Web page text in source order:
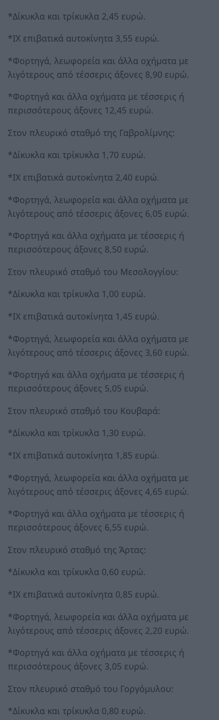
*Δίκυκλα και τρίκυκλα 2,45 ευρώ.
*ΙΧ επιβατικά αυτοκίνητα 3,55 ευρώ.
*Φορτηγά, λεωφορεία και άλλα οχήματα με
λιγότερους από τέσσερις άξονες 8,90 ευρώ.
*Φορτηγά και άλλα οχήματα με τέσσερις ή
περισσότερους άξονες 12,45 ευρώ.
Στον πλευρικό σταθμό της Γαβρολίμνης:
*Δίκυκλα και τρίκυκλα 1,70 ευρώ.
*ΙΧ επιβατικά αυτοκίνητα 2,40 ευρώ.
*Φορτηγά, λεωφορεία και άλλα οχήματα με
λιγότερους από τέσσερις άξονες 6,05 ευρώ.
*Φορτηγά και άλλα οχήματα με τέσσερις ή
περισσότερους άξονες 8,50 ευρώ.
Στον πλευρικό σταθμό του Μεσολογγίου:
*Δίκυκλα και τρίκυκλα 1,00 ευρώ.
*ΙΧ επιβατικά αυτοκίνητα 1,45 ευρώ.
*Φορτηγά, λεωφορεία και άλλα οχήματα με
λιγότερους από τέσσερις άξονες 3,60 ευρώ.
*Φορτηγά και άλλα οχήματα με τέσσερις ή
περισσότερους άξονες 5,05 ευρώ.
Στον πλευρικό σταθμό του Κουβαρά:
*Δίκυκλα και τρίκυκλα 1,30 ευρώ.
*ΙΧ επιβατικά αυτοκίνητα 1,85 ευρώ.
*Φορτηγά, λεωφορεία και άλλα οχήματα με
λιγότερους από τέσσερις άξονες 4,65 ευρώ.
*Φορτηγά και άλλα οχήματα με τέσσερις ή
περισσότερους άξονες 6,55 ευρώ.
Στον πλευρικό σταθμό της Άρτας:
*Δίκυκλα και τρίκυκλα 0,60 ευρώ.
*ΙΧ επιβατικά αυτοκίνητα 0,85 ευρώ.
*Φορτηγά, λεωφορεία και άλλα οχήματα με
λιγότερους από τέσσερις άξονες 2,20 ευρώ.
*Φορτηγά και άλλα οχήματα με τέσσερις ή
περισσότερους άξονες 3,05 ευρώ.
Στον πλευρικό σταθμό του Γοργόμυλου:
*Δίκυκλα και τρίκυκλα 0,80 ευρώ.